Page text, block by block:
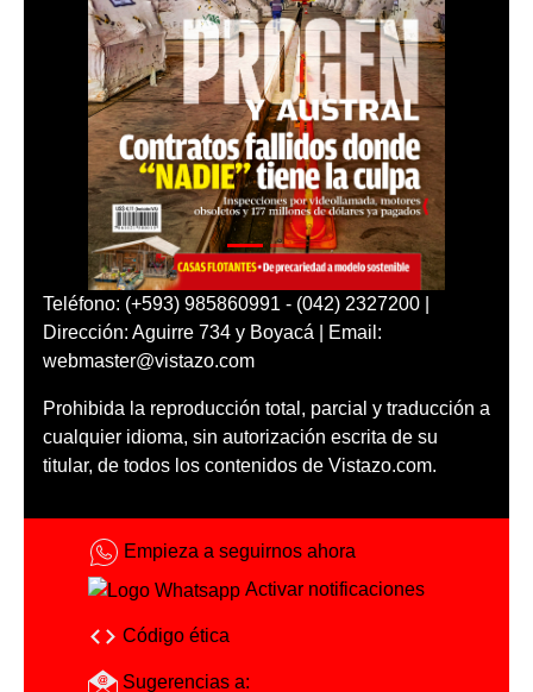
Teléfono: (+593) 985860991 - (042) 2327200 |
Dirección: Aguirre 734 y Boyacá | Email:
webmaster@vistazo.com
Prohibida la reproducción total, parcial y traducción a
cualquier idioma, sin autorización escrita de su
titular, de todos los contenidos de Vistazo.com.
Empieza a seguirnos ahora
Activar notificaciones
Código ética
Sugerencias a: